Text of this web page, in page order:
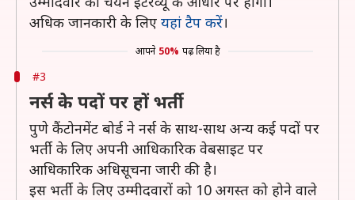
अधिक जानकारी के लिए यहां टैप करें।
आपने 50% पढ़ लिया है
#3
नर्स के पदों पर हों भर्ती
पुणे कैंटोनमेंट बोर्ड ने नर्स के साथ-साथ अन्य कई पदों पर
भर्ती के लिए अपनी आधिकारिक वेबसाइट पर
आधिकारिक अधिसूचना जारी की है।
इस भर्ती के लिए उम्मीदवारों को 10 अगस्त को होने वाले